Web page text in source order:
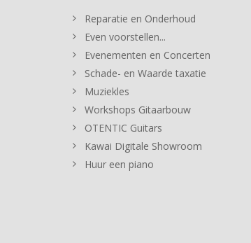
Reparatie en Onderhoud
Even voorstellen...
Evenementen en Concerten
Schade- en Waarde taxatie
Muziekles
Workshops Gitaarbouw
OTENTIC Guitars
Kawai Digitale Showroom
Huur een piano